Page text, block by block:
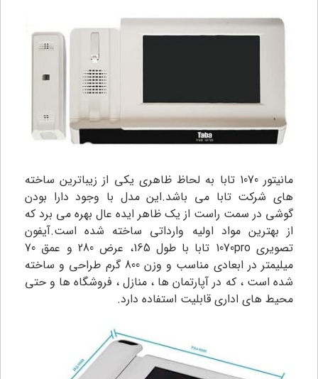
مانیتور 1070 تابا به لحاظ ظاهری یکی از زیباترین ساخته
های شرکت تابا می باشد.این مدل با وجود دارا بودن
گوشی در سمت راست از یک ظاهر ایده عال بهره می برد که
از بهترین مواد اولیه وارداتی ساخته شده است.آیفون
تصویری
1070pro تابا با طول 165، عرض 280 و عمق 70
میلیمتر در ابعادی مناسب و وزن 800 گرم طراحی و ساخته
شده است ، که در آپارتمان ها ، منازل ، فروشگاه ها و حتی
محیط های اداری قابلیت استفاده دارد.